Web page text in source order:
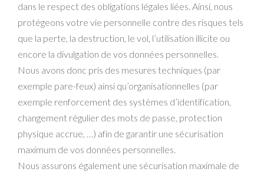
dans le respect des obligations légales liées. Ainsi, nous
protégeons votre vie personnelle contre des risques tels
que la perte, la destruction, le vol, l’utilisation illicite ou
encore la divulgation de vos données personnelles.
Nous avons donc pris des mesures techniques (par
exemple pare-feux) ainsi qu’organisationnelles (par
exemple renforcement des systèmes d’identification,
changement régulier des mots de passe, protection
physique accrue, …) afin de garantir une sécurisation
maximum de vos données personnelles.
Nous assurons également une sécurisation maximale de